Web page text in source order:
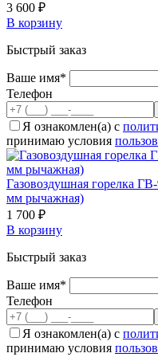
3 600 ₽
В корзину
Быстрый заказ
Ваше имя*
Телефон
Я ознакомлен(а) с
принимаю условия
Газовоздушная горелка
мм рычажная)
1 700 ₽
В корзину
Быстрый заказ
Ваше имя*
Телефон
Я ознакомлен(а) с
принимаю условия